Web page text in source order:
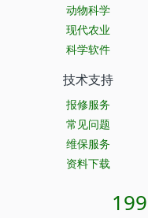
动物科学
现代农业
科学软件
技术支持
报修服务
常见问题
维保服务
资料下载